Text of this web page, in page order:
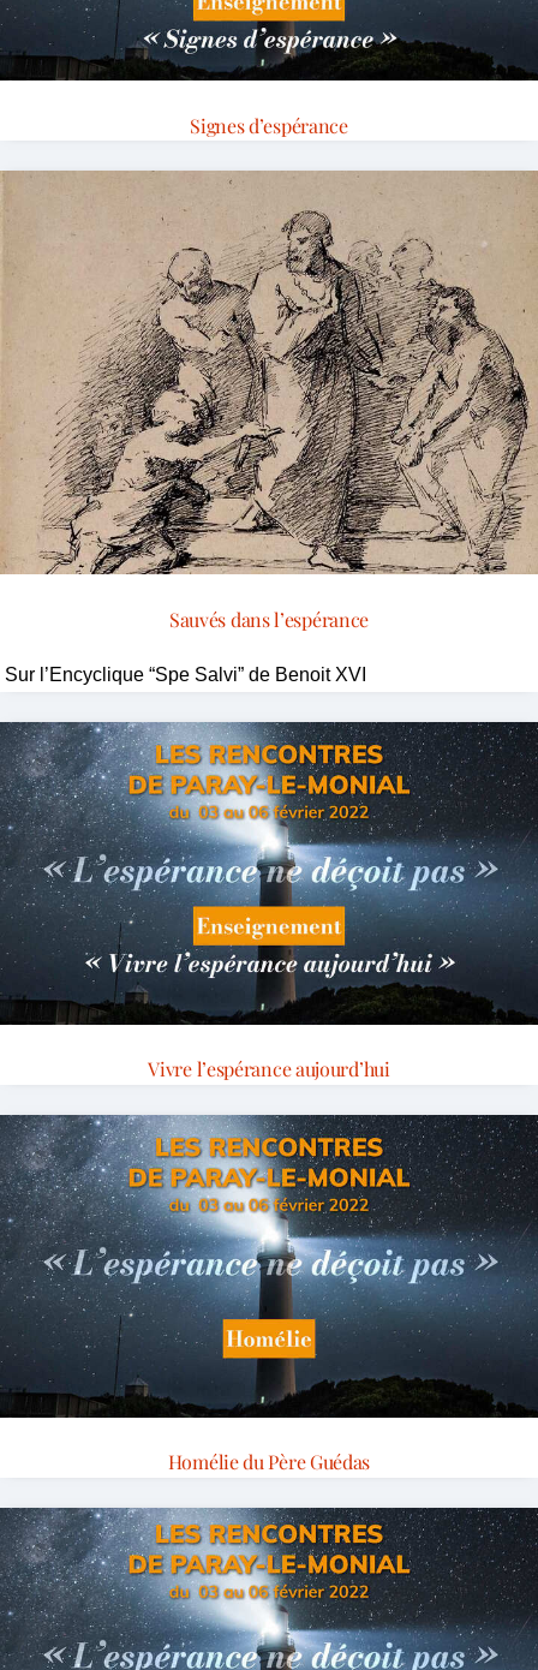
Signes d’espérance
Sauvés dans l’espérance
Sur l’Encyclique “Spe Salvi” de Benoit XVI
Vivre l’espérance aujourd’hui
Homélie du Père Guédas